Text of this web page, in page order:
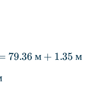
\cdot 2.48 \text{
79.36 м + 1.35 м
\text{ м}